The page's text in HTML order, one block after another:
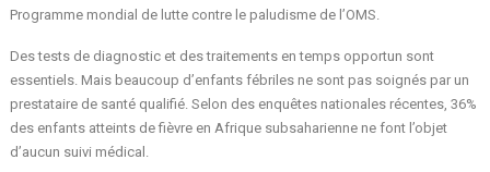
Programme mondial de lutte contre le paludisme de l’OMS.
Des tests de diagnostic et des traitements en temps opportun sont
essentiels. Mais beaucoup d’enfants fébriles ne sont pas soignés par un
prestataire de santé qualifié. Selon des enquêtes nationales récentes, 36%
des enfants atteints de fièvre en Afrique subsaharienne ne font l’objet
d’aucun suivi médical.